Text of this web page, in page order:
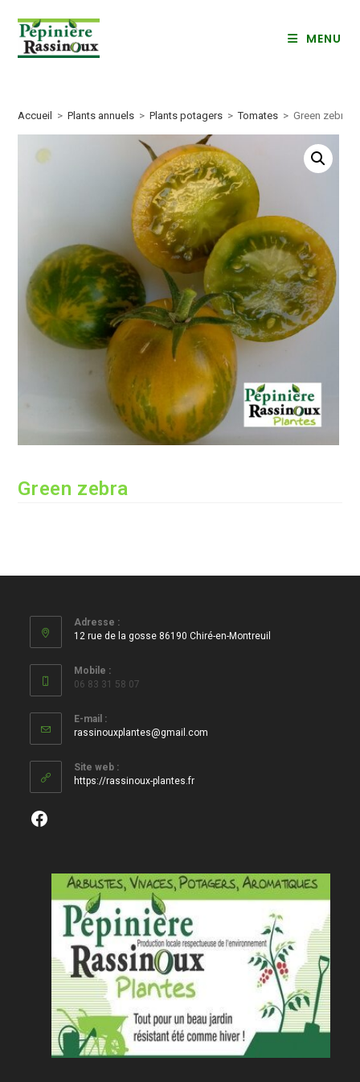
content
MENU
Accueil > Plants annuels > Plants potagers > Tomates > Green zebra
Green zebra
Adresse :
12 rue de la gosse 86190 Chiré-en-Montreuil
Mobile :
06 83 31 58 07
E-mail :
rassinouxplantes@gmail.com
Site web :
https://rassinoux-plantes.fr
Facebook